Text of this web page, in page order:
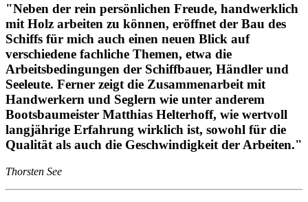
"Neben der rein persönlichen Freude, handwerklich
mit Holz arbeiten zu können, eröffnet der Bau des
Schiffs für mich auch einen neuen Blick auf
verschiedene fachliche Themen, etwa die
Arbeitsbedingungen der Schiffbauer, Händler und
Seeleute. Ferner zeigt die Zusammenarbeit mit
Handwerkern und Seglern wie unter anderem
Bootsbaumeister Matthias Helterhoff, wie wertvoll
langjährige Erfahrung wirklich ist, sowohl für die
Qualität als auch die Geschwindigkeit der Arbeiten."
Thorsten See